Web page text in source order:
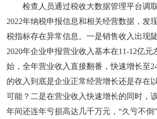
检查人员通过税收大数据管理平台调取
2022年纳税申报信息和相关经营数据，发
税指标存在异常信息。一是销售收入出现陡
2020年企业申报营业收入基本在11-12亿元
始，全年营业收入直接翻番，快速增长至
的收入到底是企业正常经营增长还是存在
可能？二是在营业收入快速增长的同时，
年间还连年亏损高达几千万元，“久亏不倒